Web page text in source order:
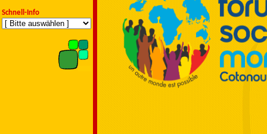
Schnell-Info